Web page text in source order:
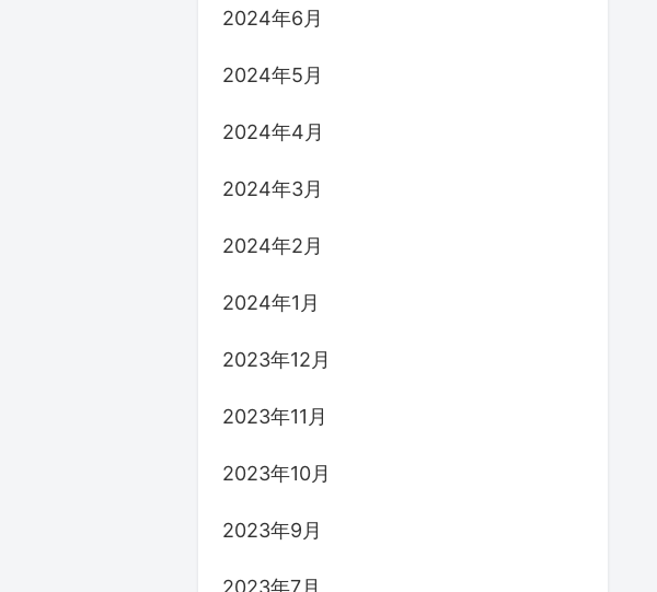
2024年6月
2024年5月
2024年4月
2024年3月
2024年2月
2024年1月
2023年12月
2023年11月
2023年10月
2023年9月
2023年7月